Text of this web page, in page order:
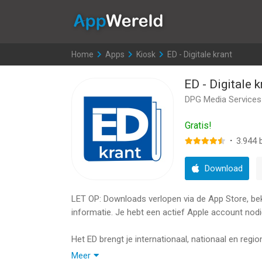
Home >
Apps >
Kiosk >
ED - Digitale krant
ED - Digitale
DPG Media Services
Gratis!
· 3.944
Download
LET OP: Downloads verlopen via de App Store,
informatie. Je hebt een actief Apple account
Het ED brengt je internationaal, nationaal en
internationale topsport, maar hebben ook
Meer